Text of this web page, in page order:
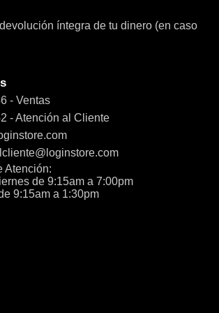
íntegra de tu dinero (en caso
- Ventas
- Atención al Cliente
Atención:
de 9:15am a 7:00pm
9:15am a 1:30pm